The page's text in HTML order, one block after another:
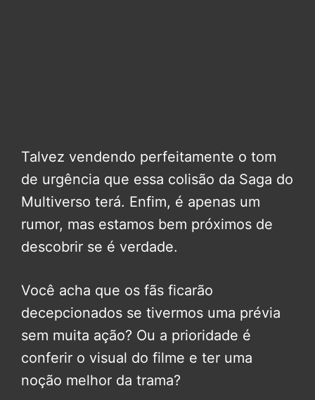
Talvez vendendo perfeitamente o tom
de urgência que essa colisão da Saga do
Multiverso terá. Enfim, é apenas um
rumor, mas estamos bem próximos de
descobrir se é verdade.
Você acha que os fãs ficarão
decepcionados se tivermos uma prévia
sem muita ação? Ou a prioridade é
conferir o visual do filme e ter uma
noção melhor da trama?